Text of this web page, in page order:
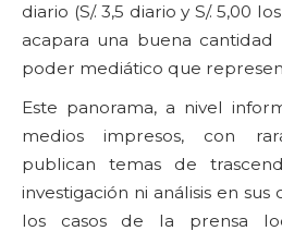
diario (S/. 3,5 diario y S/. 5,00
acapara una buena
poder mediático que
Este panorama, a nivel
medios impresos, con
publican temas de
investigación ni análisis en
los casos de la prensa